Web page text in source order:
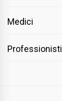
Medici
Professionisti